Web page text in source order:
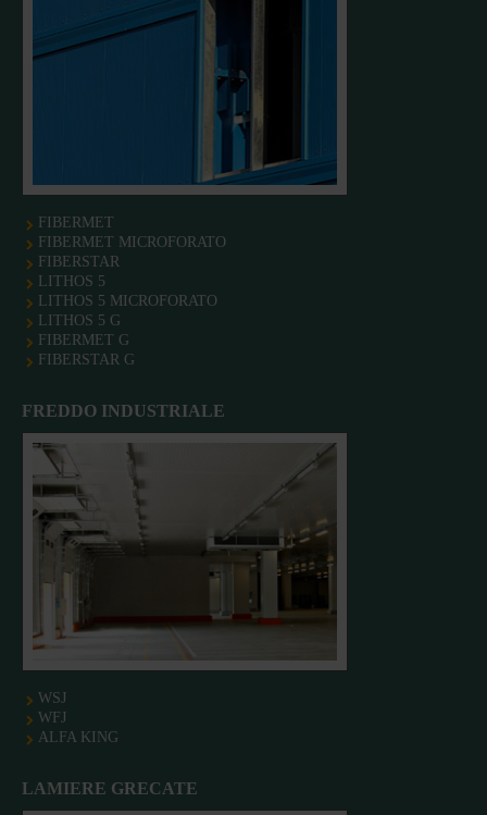
FIBERMET
FIBERMET MICROFORATO
FIBERSTAR
LITHOS 5
LITHOS 5 MICROFORATO
LITHOS 5 G
FIBERMET G
FIBERSTAR G
FREDDO INDUSTRIALE
WSJ
WFJ
ALFA KING
LAMIERE GRECATE